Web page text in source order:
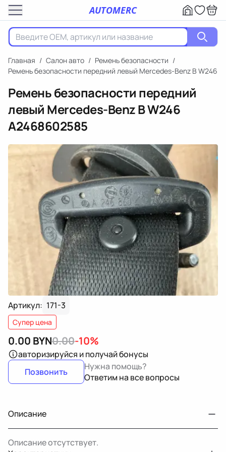
AUTOMERC
Главная / Салон авто / Ремень безопасности /
Ремень безопасности передний левый Mercedes-Benz B W246
Ремень безопасности передний
левый Mercedes-Benz B W246
A2468602585
Артикул: 171-3
Супер цена
0.00 BYN0.00-10%
авторизируйся и получай бонусы
Позвонить
Нужна помощь?
Ответим на все вопросы
Описание
Описание отсутствует.